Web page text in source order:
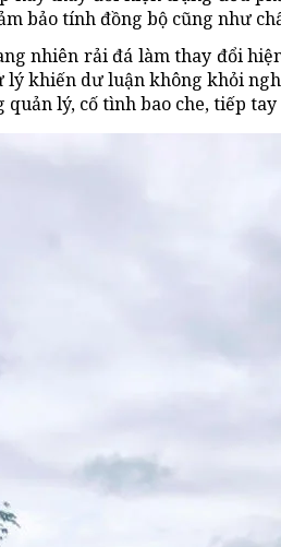
bảo tính đồng bộ cũng như
nhiên rải đá làm thay đổi
lý khiến dư luận không khỏi
lý, cố tình bao che, tiếp tay